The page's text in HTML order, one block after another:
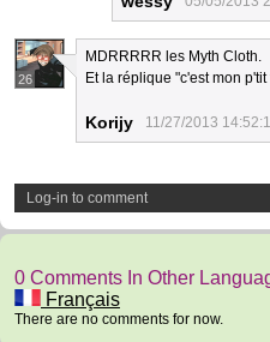
26
MDRRRRR les Myth Cloth.
Et la réplique "c'est mon
Korijy 11/27/2013
Log-in to comment
0 Comments In Other
Français
There are no comments for now.